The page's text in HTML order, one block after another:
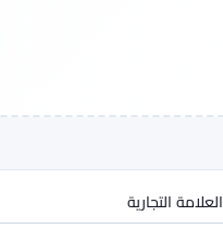
العلامة التجارية